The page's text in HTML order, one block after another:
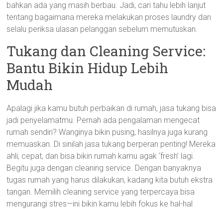
bahkan ada yang masih berbau. Jadi, cari tahu lebih lanjut
tentang bagaimana mereka melakukan proses laundry dan
selalu periksa ulasan pelanggan sebelum memutuskan.
Tukang dan Cleaning Service:
Bantu Bikin Hidup Lebih
Mudah
Apalagi jika kamu butuh perbaikan di rumah, jasa tukang bisa
jadi penyelamatmu. Pernah ada pengalaman mengecat
rumah sendiri? Wanginya bikin pusing, hasilnya juga kurang
memuaskan. Di sinilah jasa tukang berperan penting! Mereka
ahli, cepat, dan bisa bikin rumah kamu agak ‘fresh’ lagi.
Begitu juga dengan cleaning service. Dengan banyaknya
tugas rumah yang harus dilakukan, kadang kita butuh ekstra
tangan. Memilih cleaning service yang terpercaya bisa
mengurangi stres—ini bikin kamu lebih fokus ke hal-hal